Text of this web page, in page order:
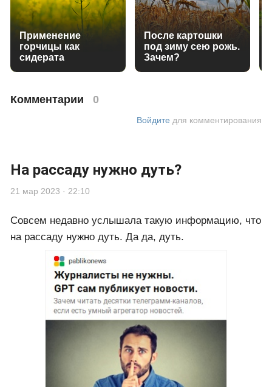
Применение
горчицы как
сидерата
После картошки
под зиму сею рожь.
Зачем?
Комментарии 0
Войдите для комментирования
На рассаду нужно дуть?
21 мар 2023 · 22:10
Совсем недавно услышала такую информацию, что
на рассаду нужно дуть. Да да, дуть.